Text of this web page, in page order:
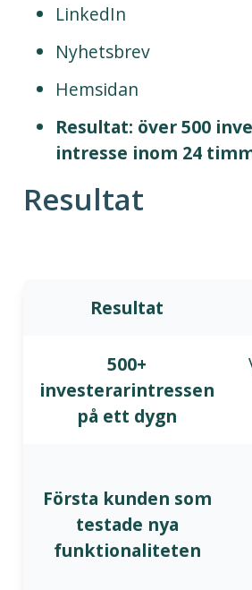
LinkedIn
Nyhetsbrev
Hemsidan
Resultat: över 500
intresse inom 24
Resultat
Resultat
500+
investerarintressen
på ett dygn
Första kunden som
testade nya
funktionaliteten